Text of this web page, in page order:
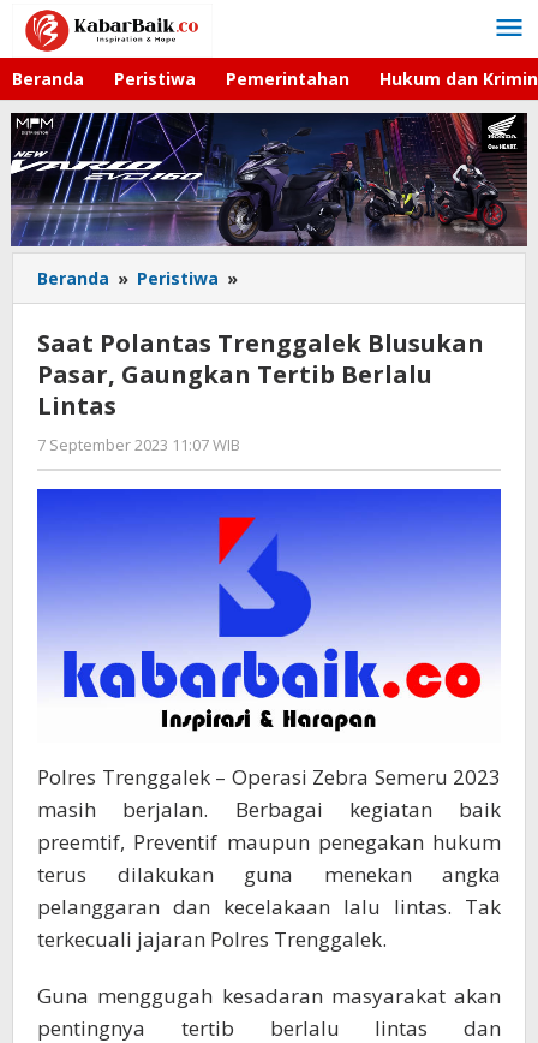
Lewati
konten
Beranda Peristiwa Pemerintahan Hukum dan
Beranda » Peristiwa »
Polantas
Trenggalek
Blusukan
Pasar,
Saat Polantas Trenggalek Blusukan
Pasar, Gaungkan Tertib Berlalu
Lintas
7 September 2023 11:07 WIB
Kabar
Baik
02
Polres Trenggalek – Operasi Zebra Semeru 2023
masih berjalan. Berbagai kegiatan baik
preemtif, Preventif maupun penegakan hukum
terus dilakukan guna menekan angka
pelanggaran dan kecelakaan lalu lintas. Tak
terkecuali jajaran Polres Trenggalek.
Guna menggugah kesadaran masyarakat akan
pentingnya tertib berlalu lintas dan